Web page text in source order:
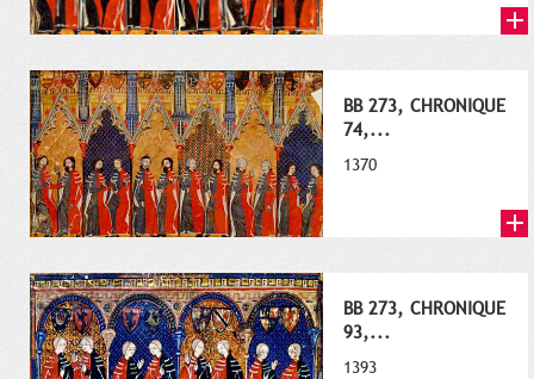
BB 273, CHRONIQUE
74,...
1370
BB 273, CHRONIQUE
93,...
1393